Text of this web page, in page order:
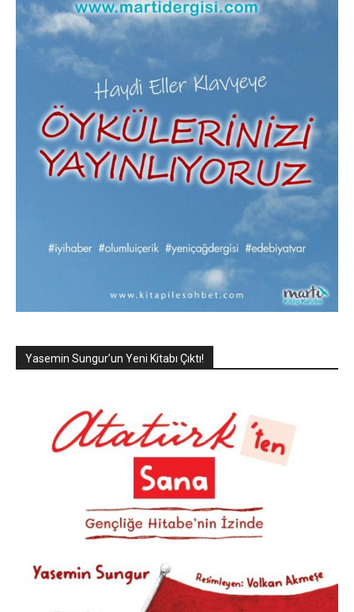
Yasemin Sungur’un Yeni Kitabı Çıktı!